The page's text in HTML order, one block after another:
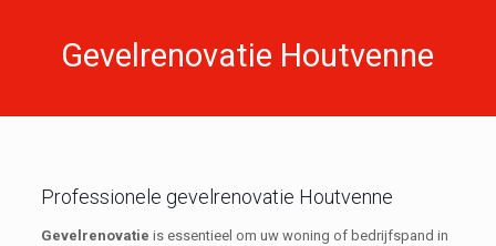
Gevelrenovatie Houtvenne
Professionele gevelrenovatie Houtvenne
Gevelrenovatie is essentieel om uw woning of bedrijfspand in